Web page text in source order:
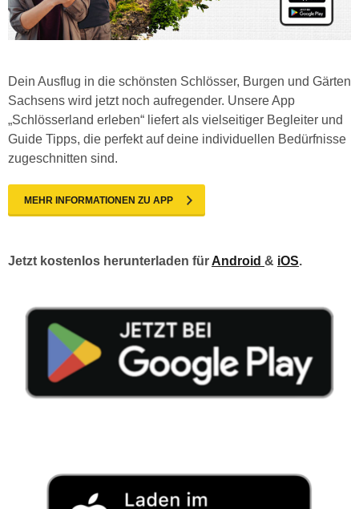
Dein Ausflug in die schönsten Schlösser, Burgen und Gärten
Sachsens wird jetzt noch aufregender. Unsere App
„Schlösserland erleben“ liefert als vielseitiger Begleiter und
Guide Tipps, die perfekt auf deine individuellen Bedürfnisse
zugeschnitten sind.
MEHR INFORMATIONEN ZU APP
Jetzt kostenlos herunterladen für Android & iOS.